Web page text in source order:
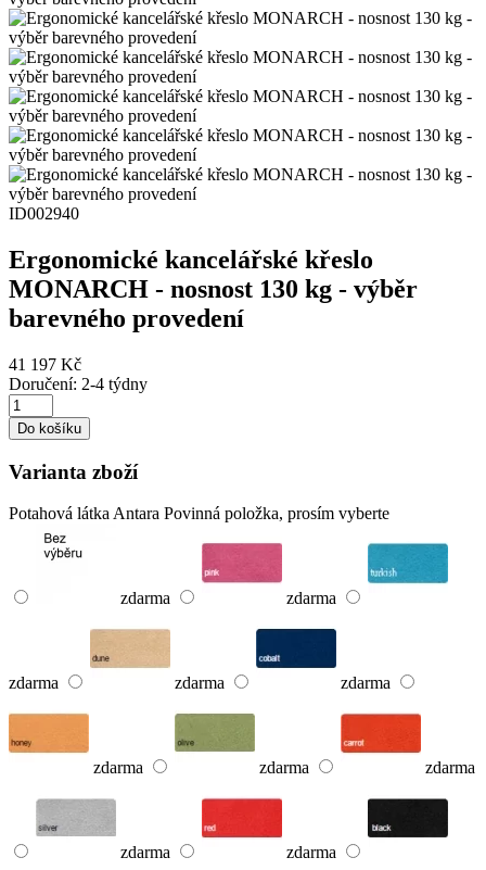
ID002940
Ergonomické kancelářské křeslo
MONARCH - nosnost 130 kg - výběr
barevného provedení
41 197 Kč
Doručení: 2-4 týdny
Do košíku
Varianta zboží
Potahová látka Antara Povinná položka, prosím vyberte
zdarma zdarma
zdarma zdarma zdarma
zdarma zdarma zdarma
zdarma zdarma